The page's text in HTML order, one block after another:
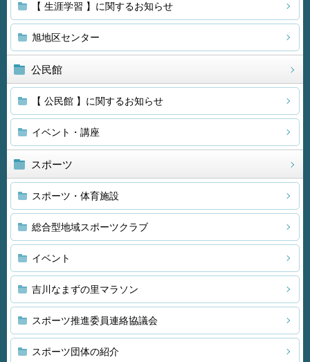
【 生涯学習 】に関するお知らせ
旭地区センター
公民館
【 公民館 】に関するお知らせ
イベント・講座
スポーツ
スポーツ・体育施設
総合型地域スポーツクラブ
イベント
吉川なまずの里マラソン
スポーツ推進委員連絡協議会
スポーツ団体の紹介